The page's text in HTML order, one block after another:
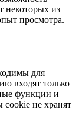
некоторых из
просмотра.
для
входят только
функции и
cookie не хранят